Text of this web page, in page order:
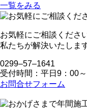
一覧をみる
お気軽にご相談くださ
私たちが解決いたしま
0299‒57‒1641
受付時間：平日9：00
お問合せフォーム